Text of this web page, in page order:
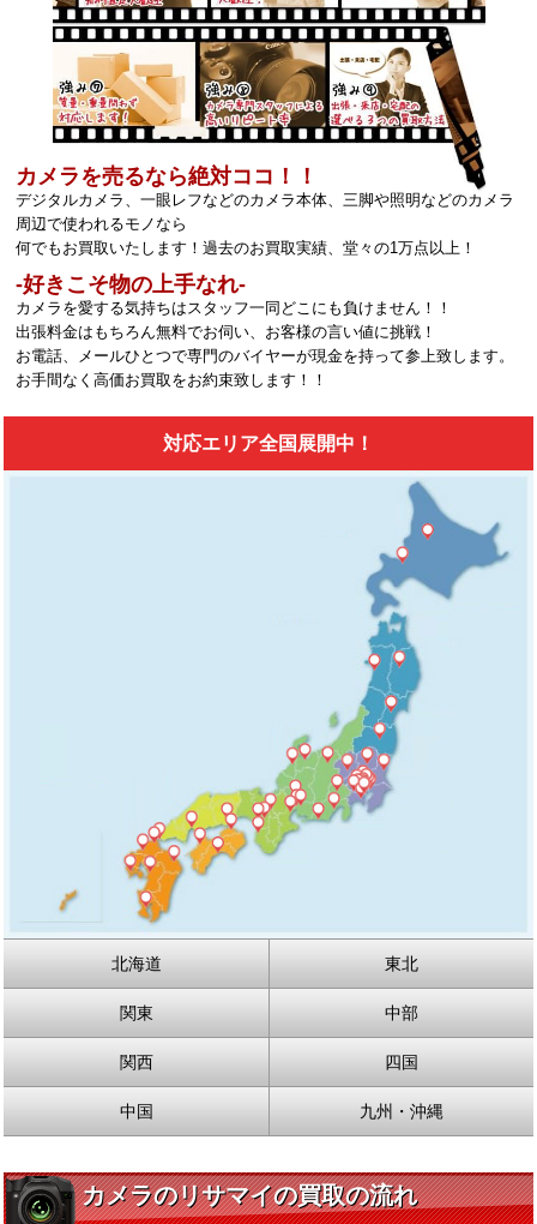
カメラを売るなら絶対ココ！！
デジタルカメラ、一眼レフなどのカメラ本体、三脚や照明などのカメラ
周辺で使われるモノなら
何でもお買取いたします！過去のお買取実績、堂々の1万点以上！
‐好きこそ物の上手なれ‐
カメラを愛する気持ちはスタッフ一同どこにも負けません！！
出張料金はもちろん無料でお伺い、お客様の言い値に挑戦！
お電話、メールひとつで専門のバイヤーが現金を持って参上致します。
お手間なく高価お買取をお約束致します！！
対応エリア全国展開中！
北海道 東北
関東 中部
関西 四国
中国 九州・沖縄